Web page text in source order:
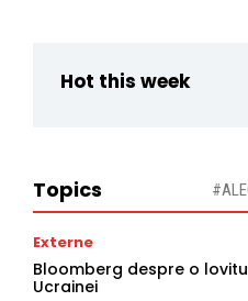
Hot this week
Topics
Externe
Bloomberg despre o
Ucrainei